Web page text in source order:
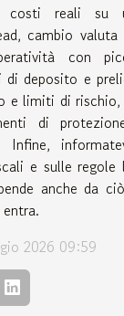
costi reali su
cambio
con
di deposito e
e limiti di
di
Infine,
e sulle
anche da
2026 09:59